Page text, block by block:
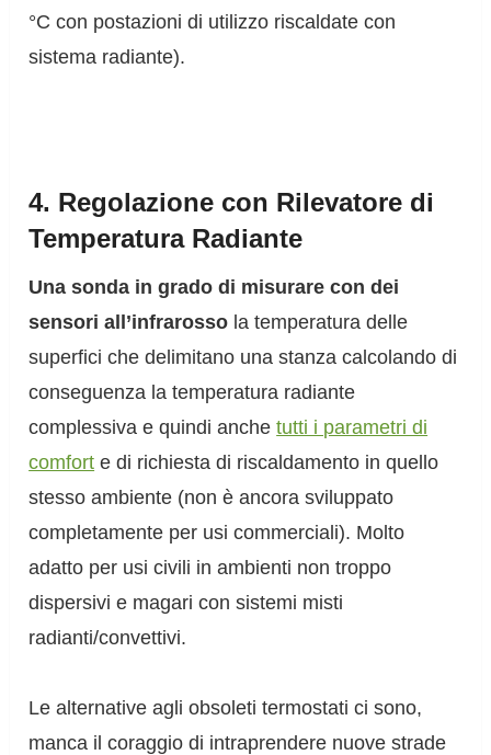
°C con postazioni di utilizzo riscaldate con
sistema radiante).
4. Regolazione con Rilevatore di
Temperatura Radiante
Una sonda in grado di misurare con dei
sensori all’infrarosso la temperatura delle
superfici che delimitano una stanza calcolando di
conseguenza la temperatura radiante
complessiva e quindi anchetutti i parametri di
comfort e di richiesta di riscaldamento in quello
stesso ambiente (non è ancora sviluppato
completamente per usi commerciali). Molto
adatto per usi civili in ambienti non troppo
dispersivi e magari con sistemi misti
radianti/convettivi.
Le alternative agli obsoleti termostati ci sono,
manca il coraggio di intraprendere nuove strade